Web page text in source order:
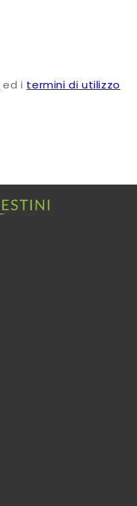
ed i termini di utilizzo